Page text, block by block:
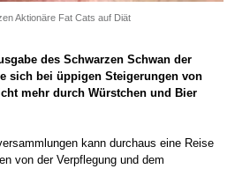
Aktionäre Fat Cats auf Diät
des Schwarzen Schwan der
sich bei üppigen Steigerungen von
mehr durch Würstchen und Bier
kann durchaus eine Reise
von der Verpflegung und dem